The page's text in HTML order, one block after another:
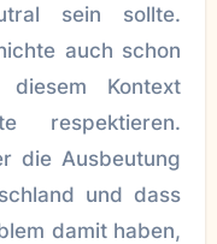
sein sollte.
auch schon
Kontext
respektieren.
die Ausbeutung
und dass
damit haben,